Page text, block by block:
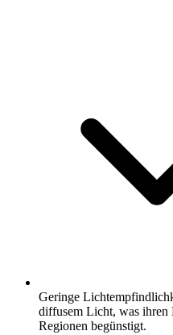
Geringe
diffusem Licht, was ihren
Regionen begünstigt.